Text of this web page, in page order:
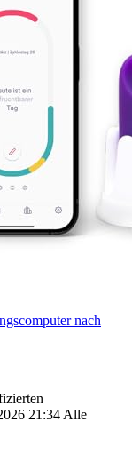
nach
21:34 Alle